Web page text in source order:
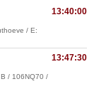
13:40:00
/ E:
13:47:30
/ 106NQ70 /